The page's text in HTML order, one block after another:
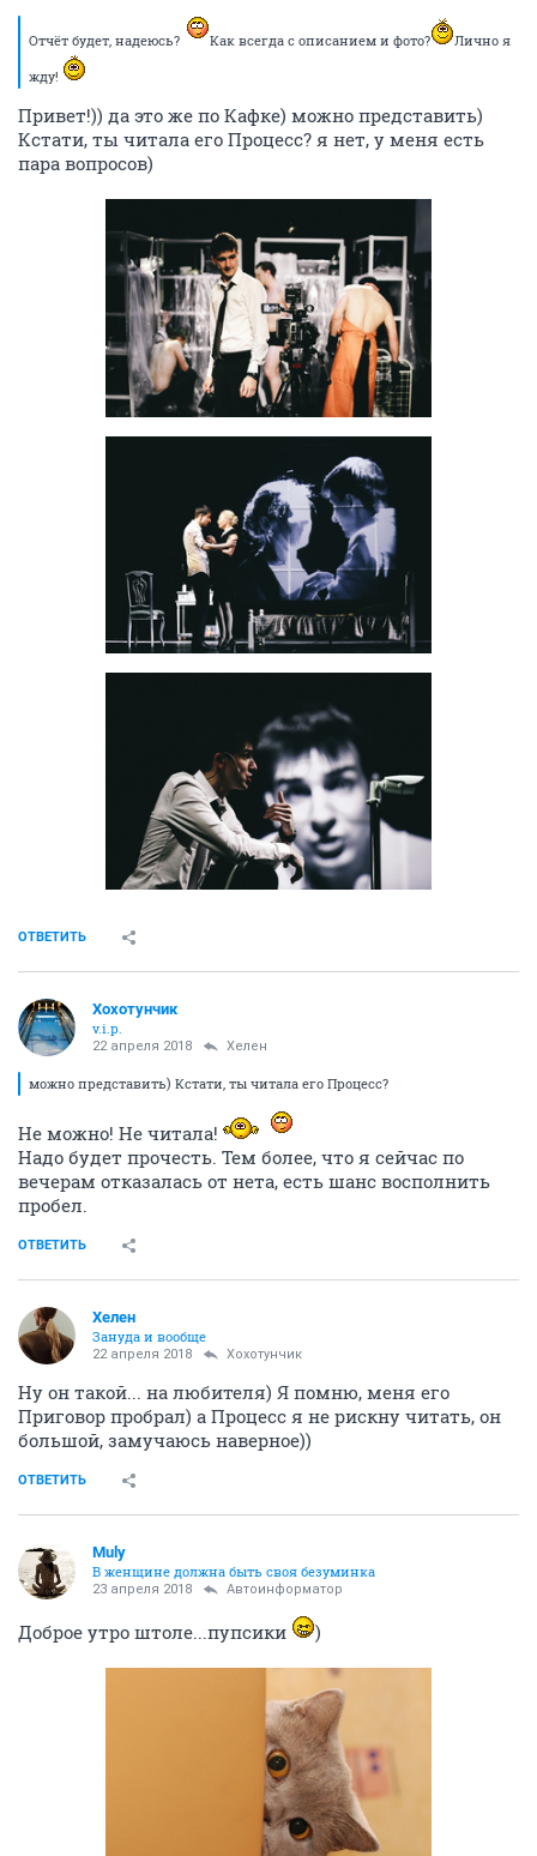
Отчёт будет, надеюсь? Как всегда с описанием и фото?
Лично я
жду!
Привет!)) да это же по Кафке) можно представить)
Кстати, ты читала его Процесс? я нет, у меня есть
пара вопросов)
ОТВЕТИТЬ
Хохотунчик
v.i.p.
22 апреля 2018 Хелен
можно представить) Кстати, ты читала его Процесс?
Не можно! Не читала!
Надо будет прочесть. Тем более, что я сейчас по
вечерам отказалась от нета, есть шанс восполнить
пробел.
ОТВЕТИТЬ
Хелен
Зануда и вообще
22 апреля 2018 Хохотунчик
Ну он такой... на любителя) Я помню, меня его
Приговор пробрал) а Процесс я не рискну читать, он
большой, замучаюсь наверное))
ОТВЕТИТЬ
Muly
В женщине должна быть своя безyминка
23 апреля 2018 Автоинформатор
Доброе утро штоле...пупсики )